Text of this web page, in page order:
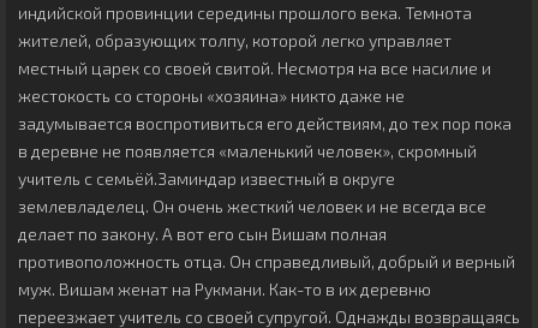
индийской провинции середины прошлого века. Темнота
жителей, образующих толпу, которой легко управляет
местный царек со своей свитой. Несмотря на все насилие и
жестокость со стороны «хозяина» никто даже не
задумывается воспротивиться его действиям, до тех пор пока
в деревне не появляется «маленький человек», скромный
учитель с семьёй.Заминдар известный в округе
землевладелец. Он очень жесткий человек и не всегда все
делает по закону. А вот его сын Вишам полная
противоположность отца. Он справедливый, добрый и верный
муж. Вишам женат на Рукмани. Как-то в их деревню
переезжает учитель со своей супругой. Однажды возвращаясь